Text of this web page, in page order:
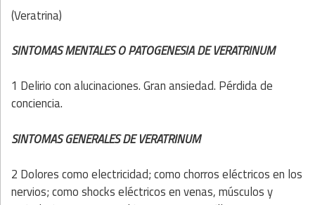
(Veratrina)
SINTOMAS MENTALES O PATOGENESIA DE VERATRINUM
1 Delirio con alucinaciones. Gran ansiedad. Pérdida de
conciencia.
SINTOMAS GENERALES DE VERATRINUM
2 Dolores como electricidad; como chorros eléctricos en los
nervios; como shocks eléctricos en venas, músculos y